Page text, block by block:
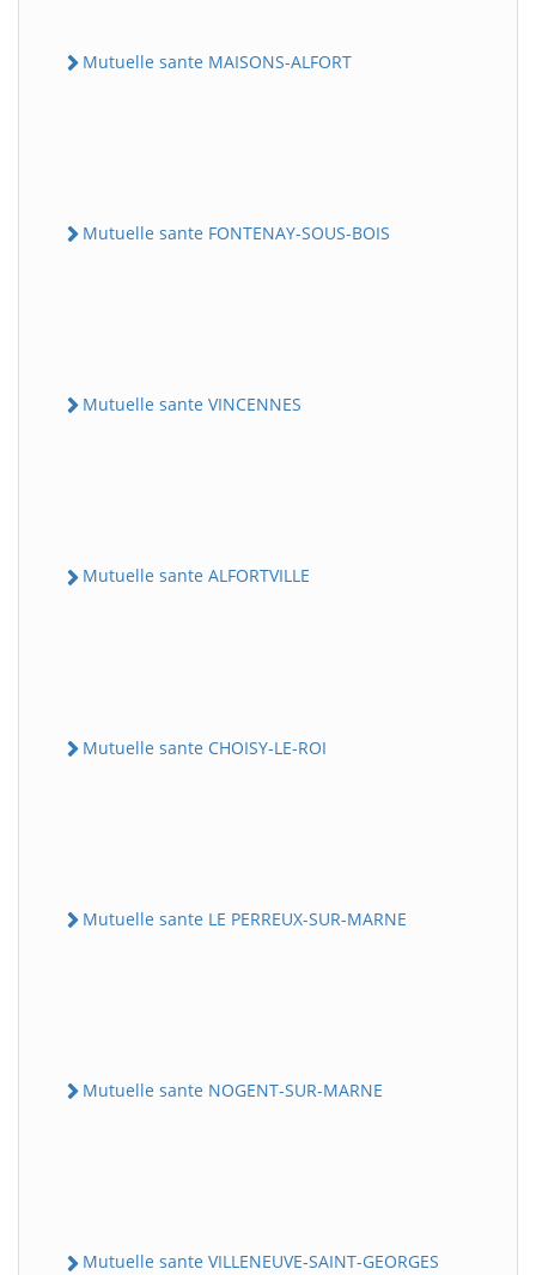
Mutuelle sante MAISONS-ALFORT
Mutuelle sante FONTENAY-SOUS-BOIS
Mutuelle sante VINCENNES
Mutuelle sante ALFORTVILLE
Mutuelle sante CHOISY-LE-ROI
Mutuelle sante LE PERREUX-SUR-MARNE
Mutuelle sante NOGENT-SUR-MARNE
Mutuelle sante VILLENEUVE-SAINT-GEORGES